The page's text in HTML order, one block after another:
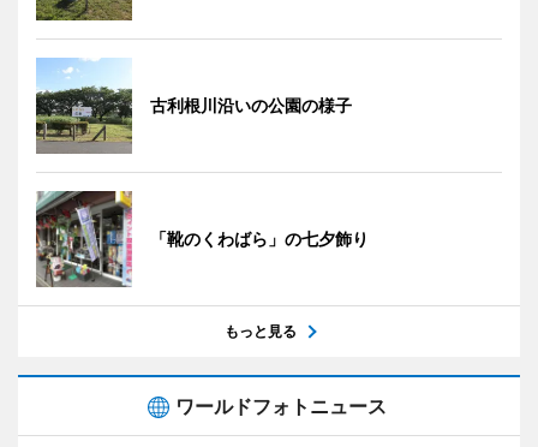
古利根川沿いの公園の様子
「靴のくわばら」の七夕飾り
もっと見る
ワールドフォトニュース